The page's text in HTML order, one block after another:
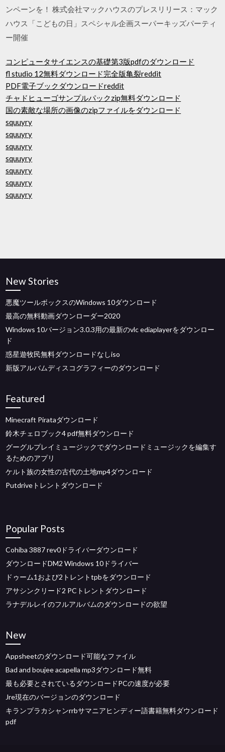
ンペーンを！ 株式会社マックハウスのプレスリリース：マック
ハウス「こどもの日」スペシャル企画スーパーキッズパーティ
ー開催
コンピュータサイエンスの基礎第3版pdfのダウンロード
fl studio 12無料ダウンロード完全版亀裂reddit
PDF電子ブックダウンロードreddit
チャドヒューゴサンプルパックzip無料ダウンロード
国の素敵な場所の画像のzipファイルをダウンロード
squuyry
squuyry
squuyry
squuyry
squuyry
squuyry
squuyry
New Stories
悪魔ツールボックスのWindows 10ダウンロード
最高の無料動画ダウンローダー2020
Windows 10バージョン3.0.3用の最新のvlc ediaplayerをダウンロー
ド
惑星遊牧民無料ダウンロードなしiso
新版アルバムディスコグラフィーのダウンロード
Featured
Minecraft Pirataダウンロード
鈴木チェロブック4 pdf無料ダウンロード
グーグルプレイミュージックでダウンロードミュージックを編集す
るためのアプリ
ケルト族の女性の古代の土地mp4ダウンロード
Putdriveトレントダウンロード
Popular Posts
Cohiba 3887 rev0ドライバーダウンロード
ダウンロードDM2 Windows 10ドライバー
ドゥーム1および2トレントtpbをダウンロード
アサシンクリード2 PCトレントダウンロード
ラナデルレイのフルアルバムのダウンロードの欲望
New
Appsheetのダウンロード可能なファイル
Bad and boujee acapella mp3ダウンロード無料
最も必要とされているダウンロードPCの速度が必要
Jre現在のバージョンのダウンロード
キランプラカシャンrrbサマニアヒンディー語書籍無料ダウンロード
pdf